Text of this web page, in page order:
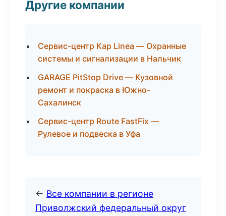
Другие компании
Сервис-центр Кар Linea — Охранные
системы и сигнализации в Нальчик
GARAGE PitStop Drive — Кузовной
ремонт и покраска в Южно-
Сахалинск
Сервис-центр Route FastFix —
Рулевое и подвеска в Уфа
← Все компании в регионе
Приволжский федеральный округ